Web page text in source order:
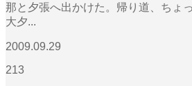
那と夕張へ出かけた。帰り道、ちょ
大夕...
2009.09.29
213